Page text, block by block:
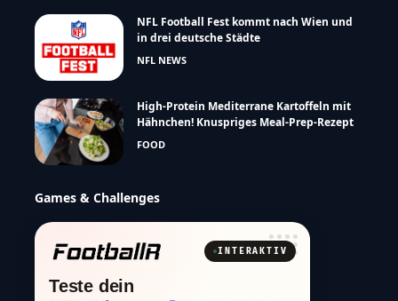
NFL Football Fest kommt nach Wien und
in drei deutsche Städte
NFL NEWS
High-Protein Mediterrane Kartoffeln mit
Hähnchen! Knuspriges Meal-Prep-Rezept
FOOD
Games & Challenges
INTERAKTIV
Teste dein